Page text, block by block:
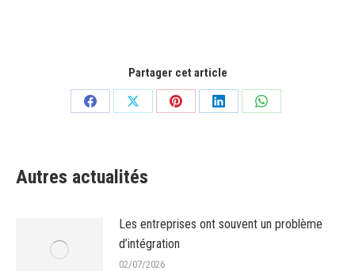
Partager cet article
PartagerPartagerPartagerPartagerPartager
Autres actualités
Les entreprises ont souvent un problème
d’intégration
02/07/2026